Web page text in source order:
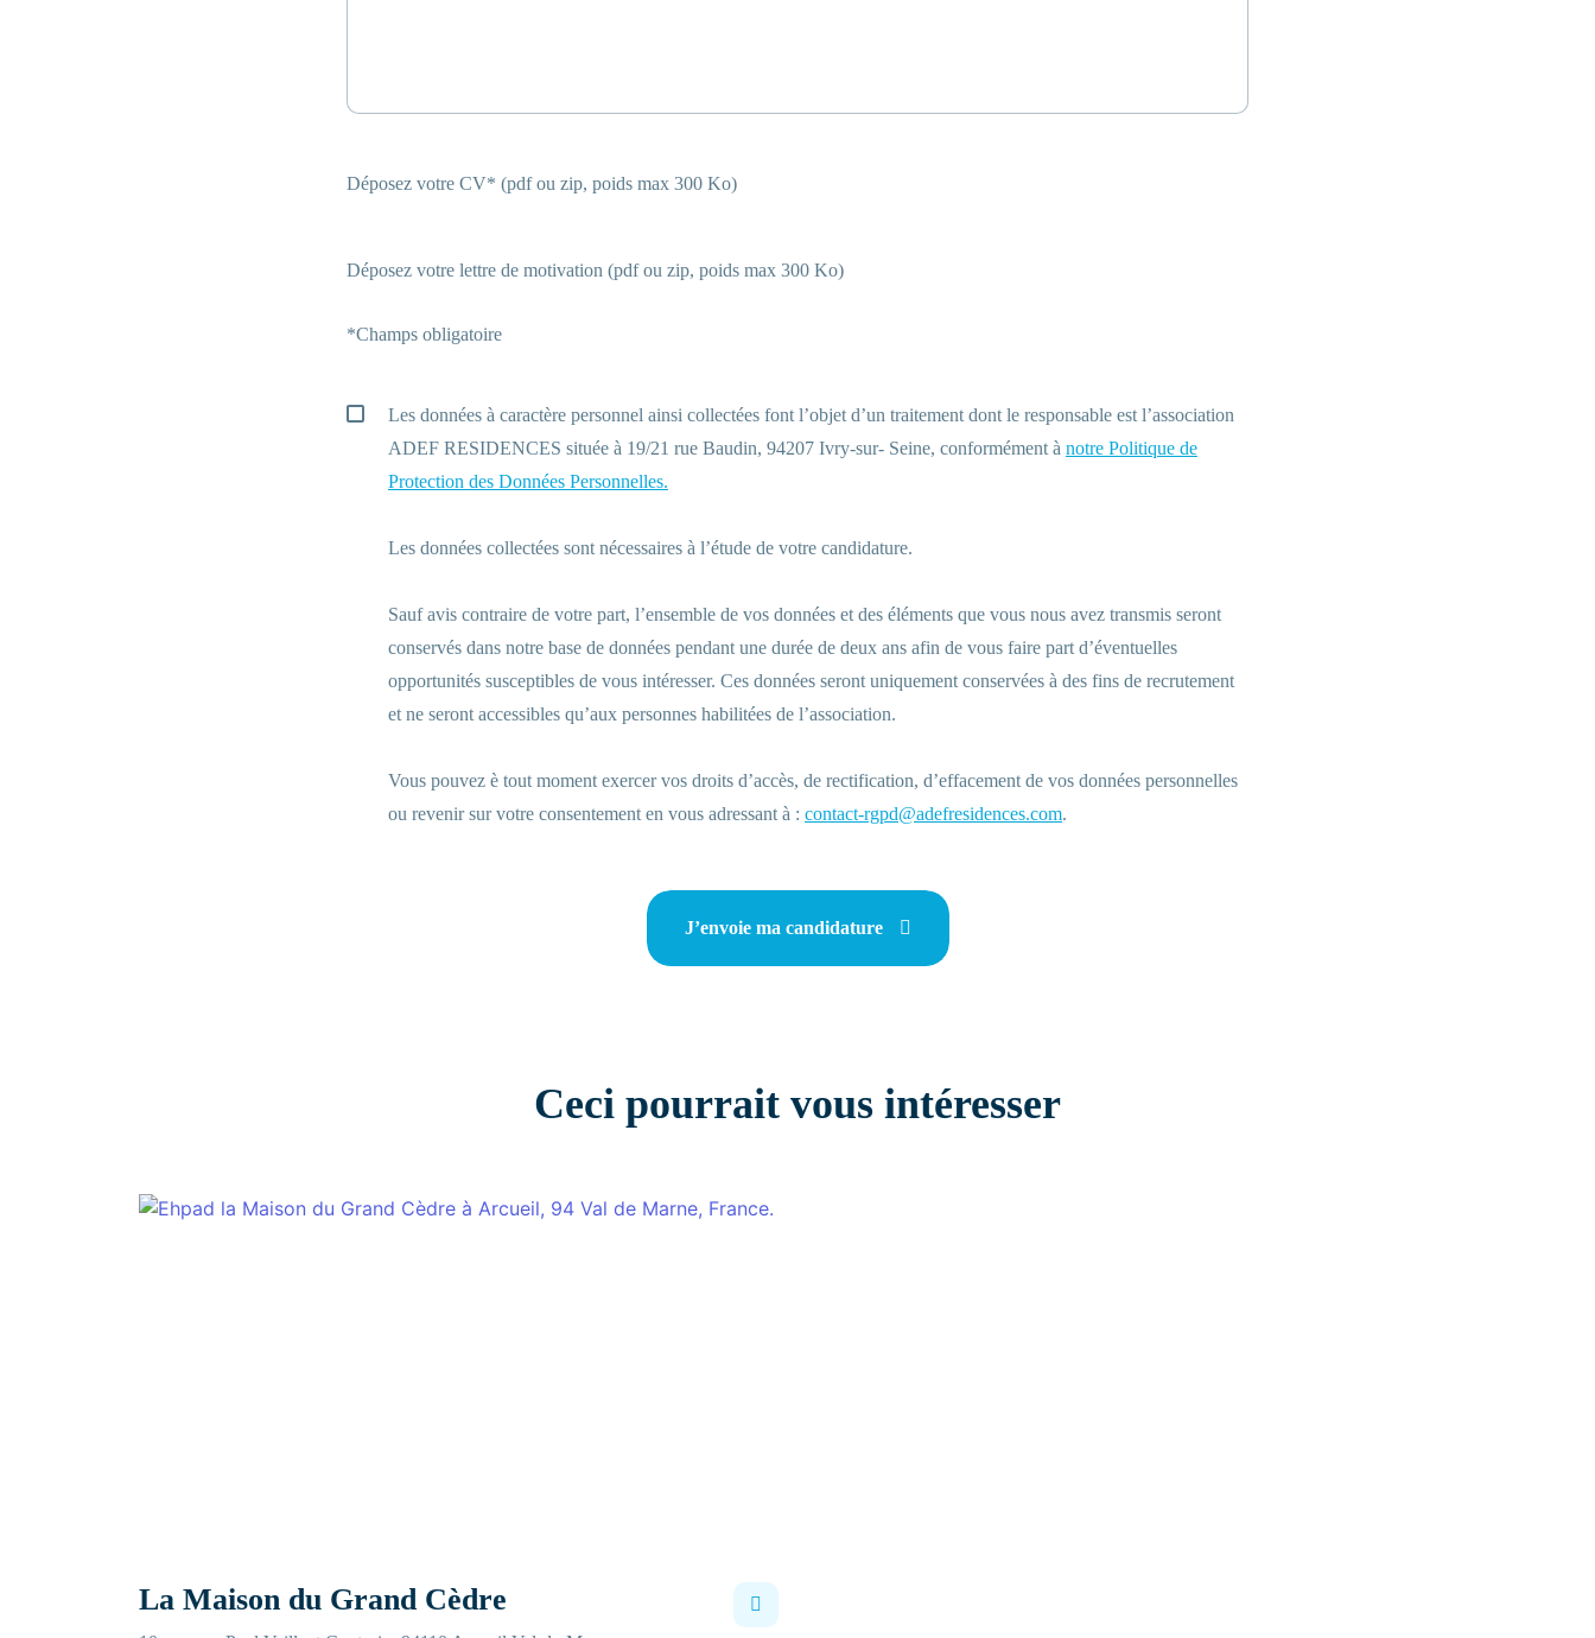
Déposez votre CV* (pdf ou zip, poids max 300 Ko)
Déposez votre lettre de motivation (pdf ou zip, poids max 300 Ko)
*Champs obligatoire
Les données à caractère personnel ainsi collectées font l’objet d’un traitement dont le responsable est l’association
ADEF RESIDENCES située à 19/21 rue Baudin, 94207 Ivry-sur- Seine, conformément à notre Politique de
Protection des Données Personnelles.
Les données collectées sont nécessaires à l’étude de votre candidature.
Sauf avis contraire de votre part, l’ensemble de vos données et des éléments que vous nous avez transmis seront
conservés dans notre base de données pendant une durée de deux ans afin de vous faire part d’éventuelles
opportunités susceptibles de vous intéresser. Ces données seront uniquement conservées à des fins de recrutement
et ne seront accessibles qu’aux personnes habilitées de l’association.
Vous pouvez è tout moment exercer vos droits d’accès, de rectification, d’effacement de vos données personnelles
ou revenir sur votre consentement en vous adressant à : contact-rgpd@adefresidences.com.
J’envoie ma candidature
Ceci pourrait vous intéresser
La Maison du Grand Cèdre